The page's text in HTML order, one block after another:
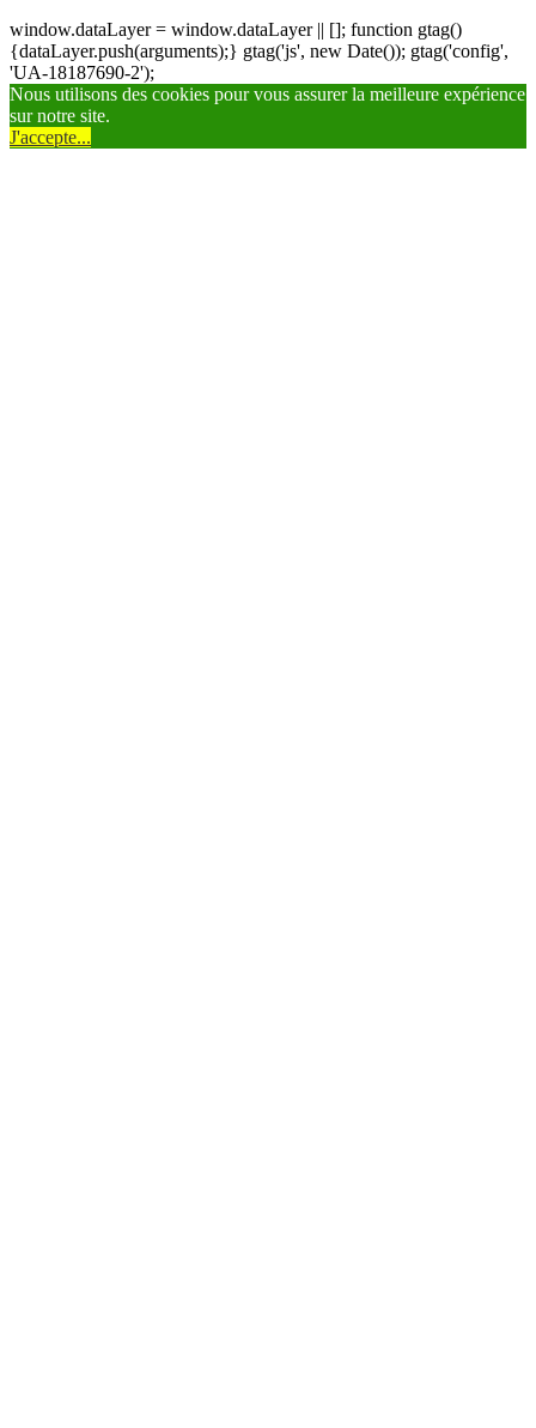
window.dataLayer = window.dataLayer || []; function gtag()
{dataLayer.push(arguments);} gtag('js', new Date()); gtag('config',
'UA-18187690-2');
Nous utilisons des cookies pour vous assurer la meilleure expérience
sur notre site.
J'accepte...